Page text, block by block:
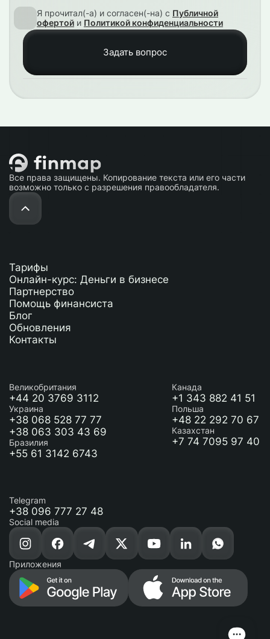
Я прочитал(-а) и согласен(-на) с Публичной
офертой и Политикой конфиденциальности
Все права защищены. Копирование текста или его части
возможно только с разрешения правообладателя.
Тарифы
Онлайн-курс: Деньги в бизнесе
Партнерство
Помощь финансиста
Блог
Обновления
Контакты
Великобритания
+44 20 3769 3112
Украина
+38 068 528 77 77
+38 063 303 43 69
Бразилия
+55 61 3142 6743
Канада
+1 343 882 41 51
Польша
+48 22 292 70 67
Казахстан
+7 74 7095 97 40
Telegram
+38 096 777 27 48
Social media
Приложения